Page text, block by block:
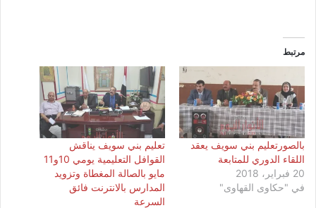
مرتبط
بالصورتعليم بني سويف يعقد
اللقاء الدوري للمتابعة
20 فبراير، 2018
في "حكاوى القهاوى"
تعليم بني سويف يناقش
القوافل التعليمية يومي 10و11
مايو بالصالة المغطاة وتزويد
المدارس بالانترنت فائق
السرعة